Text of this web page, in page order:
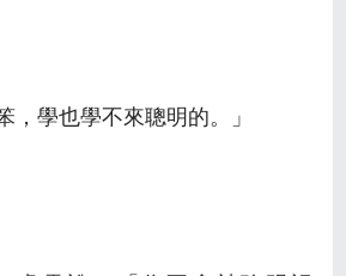
，學也學不來聰明的。」